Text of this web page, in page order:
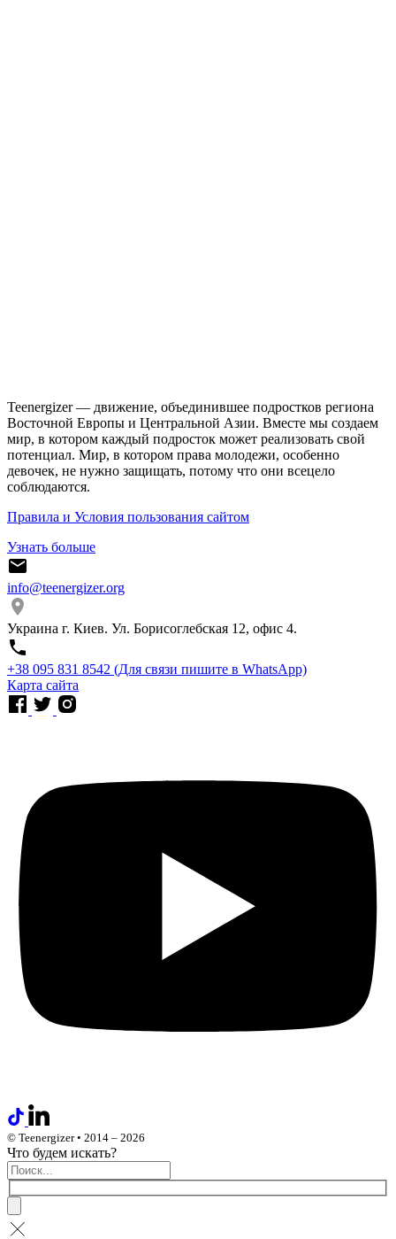
Teenergizer — движение, объединившее подростков региона
Восточной Европы и Центральной Азии. Вместе мы создаем
мир, в котором каждый подросток может реализовать свой
потенциал. Мир, в котором права молодежи, особенно
девочек, не нужно защищать, потому что они всецело
соблюдаются.
Правила и Условия пользования сайтом
Узнать больше
info@teenergizer.org
Украина г. Киев. Ул. Борисоглебская 12, офис 4.
⁨+38 095 831 8542⁩ (Для связи пишите в WhatsApp)
Карта сайта
© Teenergizer • 2014 – 2026
Что будем искать?